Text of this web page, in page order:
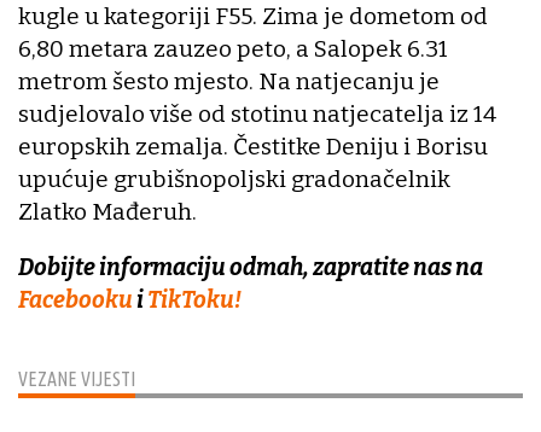
VEZANE VIJESTI
kugle u kategoriji F55. Zima je dometom od
6,80 metara zauzeo peto, a Salopek 6.31
metrom šesto mjesto. Na natjecanju je
sudjelovalo više od stotinu natjecatelja iz 14
europskih zemalja. Čestitke Deniju i Borisu
upućuje grubišnopoljski gradonačelnik
Zlatko Mađeruh.
Dobijte informaciju odmah, zapratite nas na
FacebookuiTikToku!